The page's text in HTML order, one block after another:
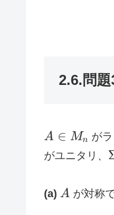
2.6.問題
A
\in
M_n
A ∈ Mn が
がユニタリ、
(a) A
A が対称